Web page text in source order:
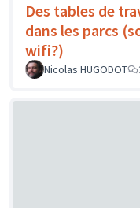
Des tables de
dans les parcs
wifi?)
Nicolas HUGODOT